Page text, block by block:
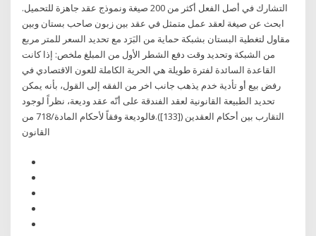
التشارك في أصل الفعل أكثر من 200 صيغة ونموذج عقد جاهزة للتحميل.
ابحث عن صيغة لعقد عمل متمثل في عقد بين زبون صاحب بستان وبين
مقاول لتغطية البستان بشبكة حماية من البَرَد مع تحديد السعر للمتر مربع
من الشبكة وتحديد وقت دفع الشطر الأول من المبلغ ملخص: إذا كانت
القاعدة السائدة لفترة طويلة هي الحرية الكاملة للعون الاقتصادي في
رفض بيع أو تأدية خدم يذهب جانب اخر من الفقه إلى القول، بأنه يمكن
تحديد الطبيعة القانونية لعقد الفندقة على أنّه عقد وديعة، نظراً لوجود
التقارب بين أحكام العقدين ([133]).فالوديعة وفقاً لأحكام المادة/718 من
القانون